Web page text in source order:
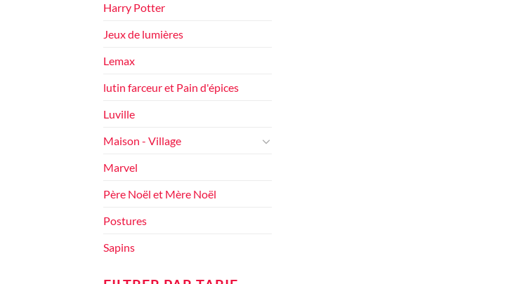
Harry Potter
Jeux de lumières
Lemax
lutin farceur et Pain d'épices
Luville
Maison - Village
Marvel
Père Noël et Mère Noël
Postures
Sapins